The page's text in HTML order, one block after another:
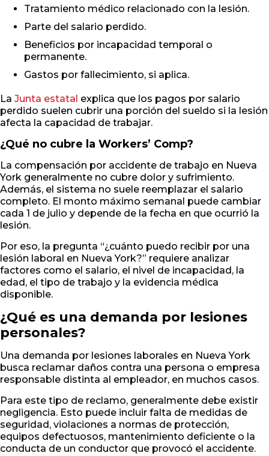
Tratamiento médico relacionado con la lesión.
Parte del salario perdido.
Beneficios por incapacidad temporal o
permanente.
Gastos por fallecimiento, si aplica.
La Junta estatal explica que los pagos por salario
perdido suelen cubrir una porción del sueldo si la lesión
afecta la capacidad de trabajar.
¿Qué no cubre la Workers’ Comp?
La compensación por accidente de trabajo en Nueva
York generalmente no cubre dolor y sufrimiento.
Además, el sistema no suele reemplazar el salario
completo. El monto máximo semanal puede cambiar
cada 1 de julio y depende de la fecha en que ocurrió la
lesión.
Por eso, la pregunta “¿cuánto puedo recibir por una
lesión laboral en Nueva York?” requiere analizar
factores como el salario, el nivel de incapacidad, la
edad, el tipo de trabajo y la evidencia médica
disponible.
¿Qué es una demanda por lesiones
personales?
Una demanda por lesiones laborales en Nueva York
busca reclamar daños contra una persona o empresa
responsable distinta al empleador, en muchos casos.
Para este tipo de reclamo, generalmente debe existir
negligencia. Esto puede incluir falta de medidas de
seguridad, violaciones a normas de protección,
equipos defectuosos, mantenimiento deficiente o la
conducta de un conductor que provocó el accidente.